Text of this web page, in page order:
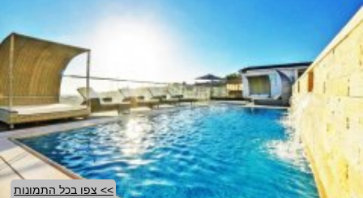
>> צפו בכל התמונות